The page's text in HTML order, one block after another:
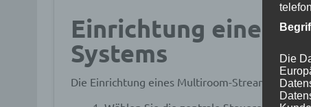
Einrichtung eines
Systems
Die Einrichtung eines Multiroom-Streaming-
Die